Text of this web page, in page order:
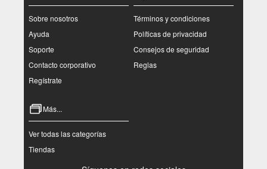
Sobre nosotros
Ayuda
Soporte
Contacto corporativo
Regístrate
Términos y condiciones
Políticas de privacidad
Consejos de seguridad
Reglas
Más...
Ver todas las categorías
Tiendas